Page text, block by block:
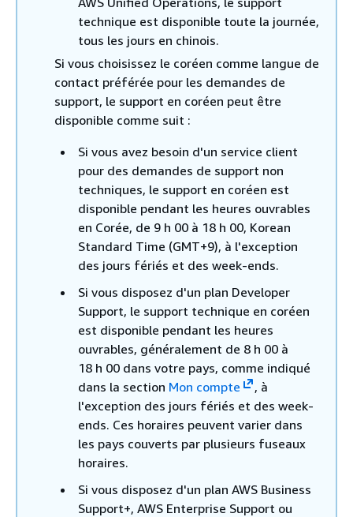
technique est disponible toute la journée,
tous les jours en chinois.
Si vous choisissez le coréen comme langue de
contact préférée pour les demandes de
support, le support en coréen peut être
disponible comme suit :
Si vous avez besoin d'un service client
pour des demandes de support non
techniques, le support en coréen est
disponible pendant les heures ouvrables
en Corée, de 9 h 00 à 18 h 00, Korean
Standard Time (GMT+9), à l'exception
des jours fériés et des week-ends.
Si vous disposez d'un plan Developer
Support, le support technique en coréen
est disponible pendant les heures
ouvrables, généralement de 8 h 00 à
18 h 00 dans votre pays, comme indiqué
dans la section Mon compte
, à
l'exception des jours fériés et des week-
ends. Ces horaires peuvent varier dans
les pays couverts par plusieurs fuseaux
horaires.
Si vous disposez d'un plan AWS Business
Support+, AWS Enterprise Support ou